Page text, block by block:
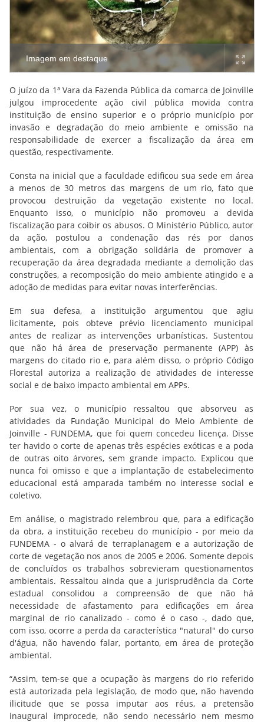
Imagem em destaque
O juízo da 1ª Vara da Fazenda Pública da comarca de Joinville
julgou improcedente ação civil pública movida contra
instituição de ensino superior e o próprio município por
invasão e degradação do meio ambiente e omissão na
responsabilidade de exercer a fiscalização da área em
questão, respectivamente.
Consta na inicial que a faculdade edificou sua sede em área
a menos de 30 metros das margens de um rio, fato que
provocou destruição da vegetação existente no local.
Enquanto isso, o município não promoveu a devida
fiscalização para coibir os abusos. O Ministério Público, autor
da ação, postulou a condenação das rés por danos
ambientais, com a obrigação solidária de promover a
recuperação da área degradada mediante a demolição das
construções, a recomposição do meio ambiente atingido e a
adoção de medidas para evitar novas interferências.
Em sua defesa, a instituição argumentou que agiu
licitamente, pois obteve prévio licenciamento municipal
antes de realizar as intervenções urbanísticas. Sustentou
que não há área de preservação permanente (APP) às
margens do citado rio e, para além disso, o próprio Código
Florestal autoriza a realização de atividades de interesse
social e de baixo impacto ambiental em APPs.
Por sua vez, o município ressaltou que absorveu as
atividades da Fundação Municipal do Meio Ambiente de
Joinville - FUNDEMA, que foi quem concedeu licença. Disse
ter havido o corte de apenas três espécies exóticas e a poda
de outras oito árvores, sem grande impacto. Explicou que
nunca foi omisso e que a implantação de estabelecimento
educacional está amparada também no interesse social e
coletivo.
Em análise, o magistrado relembrou que, para a edificação
da obra, a instituição recebeu do município - por meio da
FUNDEMA - o alvará de terraplanagem e a autorização de
corte de vegetação nos anos de 2005 e 2006. Somente depois
de concluídos os trabalhos sobrevieram questionamentos
ambientais. Ressaltou ainda que a jurisprudência da Corte
estadual consolidou a compreensão de que não há
necessidade de afastamento para edificações em área
marginal de rio canalizado - como é o caso -, dado que,
com isso, ocorre a perda da característica "natural" do curso
d'água, não havendo falar, portanto, em área de proteção
ambiental.
“Assim, tem-se que a ocupação às margens do rio referido
está autorizada pela legislação, de modo que, não havendo
ilicitude que se possa imputar aos réus, a pretensão
inaugural improcede, não sendo necessário nem mesmo